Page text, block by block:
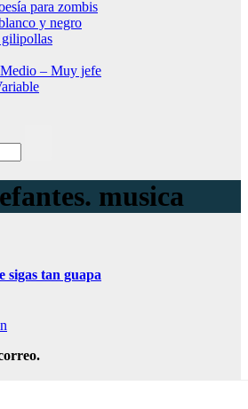
para zombis
y negro
– Muy jefe
musica
sigas tan guapa